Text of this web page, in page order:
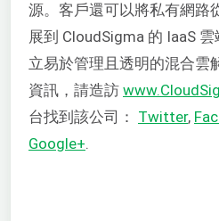
源。客戶還可以將私有網路
展到 CloudSigma 的 IaaS
立易於管理且透明的混合雲
資訊，請造訪
台找到該公司： Twitter,
Google+.